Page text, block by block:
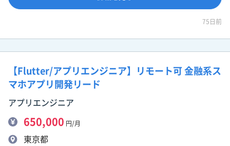
75日前
【Flutter/アプリエンジニア】リモート可 金融系ス
マホアプリ開発リード
アプリエンジニア
650,000 円/月
東京都